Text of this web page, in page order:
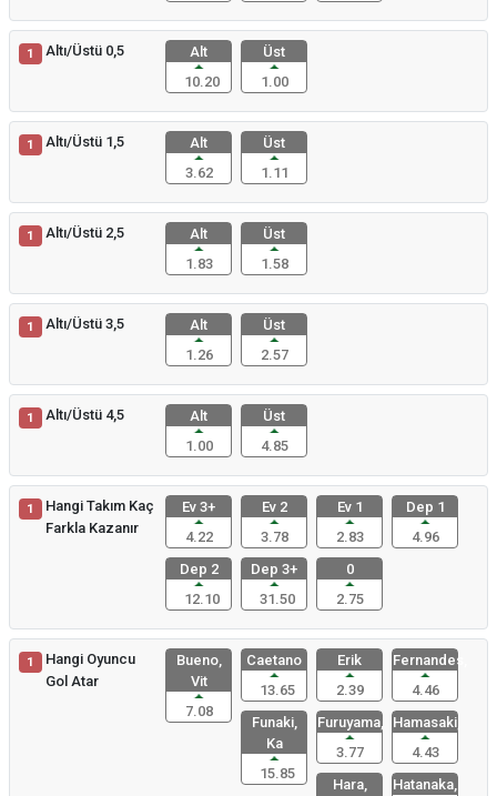
1 Altı/Üstü 0,5
Alt
10.20
Üst
1.00
1 Altı/Üstü 1,5
Alt
3.62
Üst
1.11
1 Altı/Üstü 2,5
Alt
1.83
Üst
1.58
1 Altı/Üstü 3,5
Alt
1.26
Üst
2.57
1 Altı/Üstü 4,5
Alt
1.00
Üst
4.85
1
Hangi Takım Kaç
Farkla Kazanır
Ev 3+
4.22
Ev 2
3.78
Ev 1
2.83
Dep 1
4.96
Dep 2
12.10
Dep 3+
31.50
0
2.75
1
Hangi Oyuncu
Gol Atar
Bueno,
Vit
7.08
Caetano
13.65
Erik
2.39
Fernandes,
4.46
Funaki,
Ka
15.85
Furuyama,
3.77
Hamasaki,
4.43
Hara,
Hatanaka,